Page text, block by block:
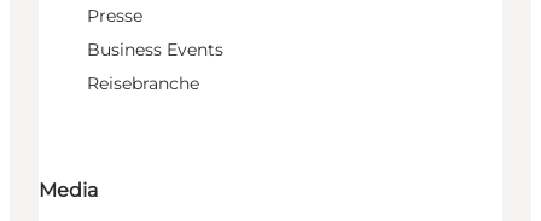
Presse
Business Events
Reisebranche
Media